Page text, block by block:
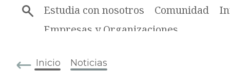
Estudia con nosotros Comunidad
Empresas y Organizaciones
Inicio Noticias